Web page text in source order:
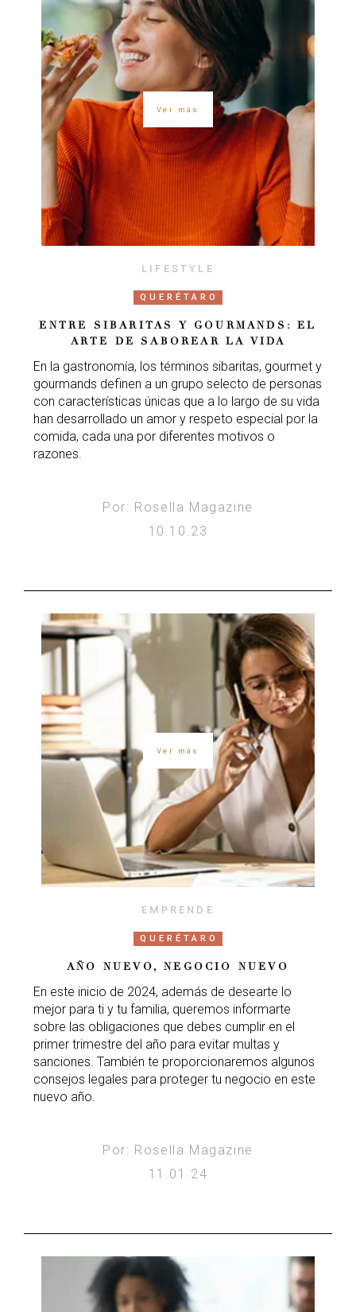
Ver más
LIFESTYLE
QUERÉTARO
ENTRE SIBARITAS Y GOURMANDS: EL
ARTE DE SABOREAR LA VIDA
En la gastronomía, los términos sibaritas, gourmet y
gourmands definen a un grupo selecto de personas
con características únicas que a lo largo de su vida
han desarrollado un amor y respeto especial por la
comida, cada una por diferentes motivos o
razones.
Por: Rosella Magazine
10.10.23
Ver más
EMPRENDE
QUERÉTARO
AÑO NUEVO, NEGOCIO NUEVO
En este inicio de 2024, además de desearte lo
mejor para ti y tu familia, queremos informarte
sobre las obligaciones que debes cumplir en el
primer trimestre del año para evitar multas y
sanciones. También te proporcionaremos algunos
consejos legales para proteger tu negocio en este
nuevo año.
Por: Rosella Magazine
11.01.24